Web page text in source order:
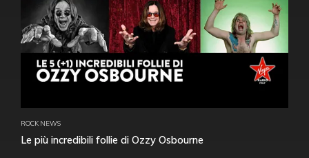
ROCK NEWS
Le più incredibili follie di Ozzy Osbourne